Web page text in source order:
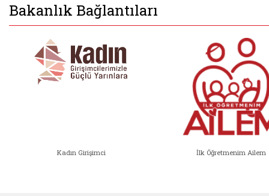
Bakanlık Bağlantıları
Kadın Girişimci İlk Öğretmenim Ailem